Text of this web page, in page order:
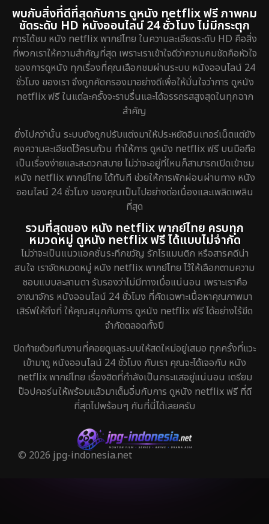
พบกับสิ่งที่ดีที่สุดกับการ ดูหนัง netflix ฟรี ภาพคม
ชัดระดับ HD หนังออนไลน์ 24 ชั่วโมง ไม่มีกระตุก
การได้ชม หนัง netflix พากย์ไทย ในความละเอียดระดับ HD คือสิ่ง
ที่พวกเราให้ความสำคัญที่สุด เพราะเราเข้าใจดีว่าความคมชัดคือหัวใจ
ของการดูหนัง ทุกเรื่องที่คุณเลือกชมผ่านระบบ หนังออนไลน์ 24
ชั่วโมง ของเรา จึงถูกคัดกรองมาอย่างดีเพื่อให้มั่นใจว่าการ ดูหนัง
netflix ฟรี ในแต่ละครั้งจะราบรื่นและได้อรรถรสสูงสุดในทุกฉาก
สำคัญ
ยิ่งไปกว่านั้น ระบบยังถูกปรับแต่งมาให้ประหยัดอินเทอร์เน็ตแต่ยัง
คงความละเอียดไว้ครบถ้วน ทำให้การ ดูหนัง netflix ฟรี บนมือถือ
เป็นเรื่องง่ายและสะดวกสบาย ไม่ว่าจะอยู่ที่ไหนก็สามารถเปิดเข้าชม
หนัง netflix พากย์ไทย ได้ทันที ช่วยให้การพักผ่อนผ่านทาง หนัง
ออนไลน์ 24 ชั่วโมง ของคุณเป็นไปอย่างต่อเนื่องและเพลิดเพลิน
ที่สุด
รวมที่สุดของ หนัง netflix พากย์ไทย ครบทุก
หมวดหมู่ ดูหนัง netflix ฟรี ได้แบบไม่จำกัด
ไม่ว่าจะเป็นแนวแอคชั่นระทึกขวัญ รักโรแมนติก หรือสารคดีน่า
สนใจ เราจัดหมวดหมู่ หนัง netflix พากย์ไทย ไว้ให้เลือกตามความ
ชอบแบบละลานตา รับรองว่าไม่มีทางเบื่อแน่นอน เพราะเราคือ
อาณาจักร หนังออนไลน์ 24 ชั่วโมง ที่คัดเฉพาะเนื้อหาคุณภาพมา
เสิร์ฟให้ถึงที่ ให้คุณสนุกกับการ ดูหนัง netflix ฟรี ได้อย่างไร้ขีด
จำกัดตลอดทั้งปี
ปิดท้ายด้วยทีมงานที่คอยดูแลระบบให้สดใหม่อยู่เสมอ ทุกครั้งที่แวะ
เข้ามาดู หนังออนไลน์ 24 ชั่วโมง กับเรา คุณจะได้เจอกับ หนัง
netflix พากย์ไทย เรื่องฮิตที่กำลังเป็นกระแสอยู่แน่นอน เตรียม
ป๊อปคอร์นให้พร้อมแล้วมาเต็มอิ่มกับการ ดูหนัง netflix ฟรี ที่ดี
ที่สุดไปพร้อมๆ กันที่นี่ได้เลยครับ
© 2026 jpg-indonesia.net